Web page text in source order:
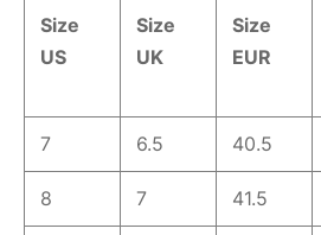
Size
US
Size
UK
Size
EUR
7 6.5 40.5
8 7 41.5